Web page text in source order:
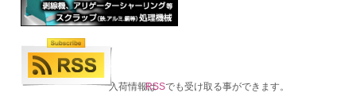
入荷情報はRSSでも受け取る事ができます。